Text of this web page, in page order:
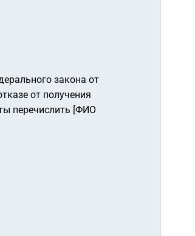
закона от
от получения
перечислить [ФИО